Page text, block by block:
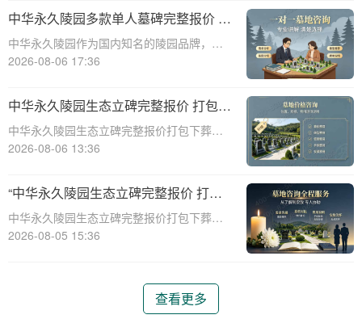
对逝者的纪念，也是对生者情感的寄托。因
此，选择一款既符合预算又具有纪念意义的
墓碑显得尤
中华永久陵园多款单人墓碑完整报价 淡
季下单直降数千元详解
中华永久陵园作为国内知名的陵园品牌，提
供多种单人墓碑选择，满足不同客户的需
墓碑的完整报价，并解释淡季下单直降数千
元的优惠政策，帮助消费者做出明智的选
择。☎ 中华永
2026-08-06 17:36
中华永久陵园生态立碑完整报价 打包下
葬服务同步享折扣详解
中华永久陵园生态立碑完整报价打包下葬服
务同步享折扣详解☎ 中华永久陵园电话:400-
的规划越来越重视。中华永久陵园作为国内
知名的陵园品牌，提供了一系列生
2026-08-06 13:36
“中华永久陵园生态立碑完整报价 打包
下葬服务同步享折扣：全方位福利解析
与专属优惠”
中华永久陵园生态立碑完整报价打包下葬服
务同步享折扣：全方位福利解析与专属优惠
式有了更多的选择。中华永久陵园作
2026-08-05 15:36
查看更多